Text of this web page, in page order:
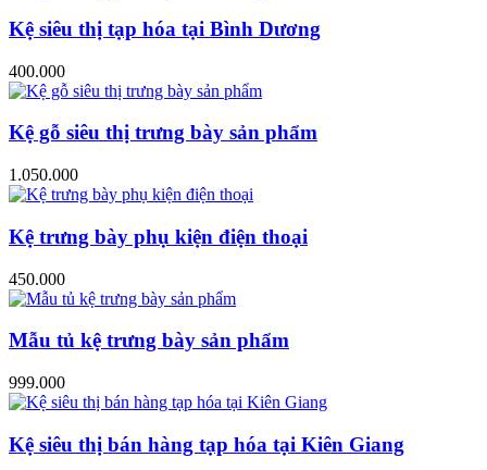
Kệ siêu thị tạp hóa tại Bình Dương
400.000
Kệ gỗ siêu thị trưng bày sản phẩm
1.050.000
Kệ trưng bày phụ kiện điện thoại
450.000
Mẫu tủ kệ trưng bày sản phẩm
999.000
Kệ siêu thị bán hàng tạp hóa tại Kiên Giang